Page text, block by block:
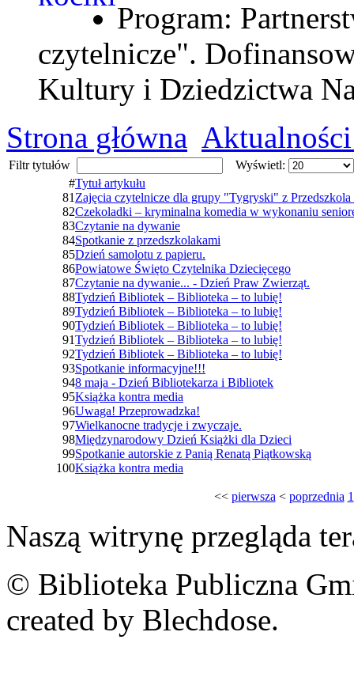
Program:
czytelnicze".
Kultury i Dziedzictwa
Strona główna
Filtr tytułów
Wyświetl:
#Tytuł artykułu
81Zajęcia czytelnicze dla grupy "Tygryski" z
82Czekoladki – kryminalna komedia w wykonaniu
83Czytanie na dywanie
84Spotkanie z przedszkolakami
85Dzień samolotu z papieru.
86Powiatowe Święto Czytelnika Dziecięcego
87Czytanie na dywanie... - Dzień Praw Zwierząt.
88Tydzień Bibliotek – Biblioteka – to lubię!
89Tydzień Bibliotek – Biblioteka – to lubię!
90Tydzień Bibliotek – Biblioteka – to lubię!
91Tydzień Bibliotek – Biblioteka – to lubię!
92Tydzień Bibliotek – Biblioteka – to lubię!
93Spotkanie informacyjne!!!
948 maja - Dzień Bibliotekarza i Bibliotek
95Książka kontra media
96Uwaga! Przeprowadzka!
97Wielkanocne tradycje i zwyczaje.
98Międzynarodowy Dzień Książki dla Dzieci
99Spotkanie autorskie z Panią Renatą Piątkowską
100Książka kontra media
<< pierwsza< poprzednia 1
Naszą witrynę przegląda
© Biblioteka Publiczna
created by Blechdose.